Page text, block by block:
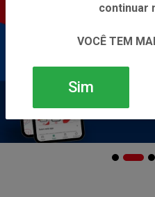
continuar
VOCÊ TEM
Sim